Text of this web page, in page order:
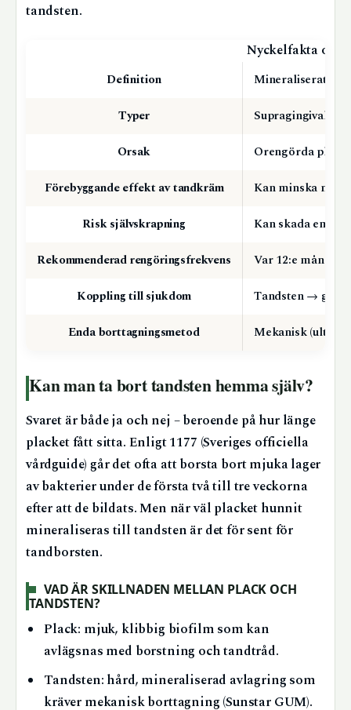
tandsten.
Nyckelfakta om
Definition
Mineraliserat
Typer
Supragingival
Orsak
Orengörda plack
Förebyggande effekt av tandkräm
Kan minska
Risk självskrapning
Kan skada emalj
Rekommenderad rengöringsfrekvens
Var 12:e månad
Koppling till sjukdom
Tandsten →
Enda borttagningsmetod
Mekanisk
Kan man ta bort tandsten hemma själv?
Svaret är både ja och nej – beroende på hur länge
placket fått sitta. Enligt 1177 (Sveriges officiella
vårdguide) går det ofta att borsta bort mjuka lager
av bakterier under de första två till tre veckorna
efter att de bildats. Men när väl placket hunnit
mineraliseras till tandsten är det för sent för
tandborsten.
VAD ÄR SKILLNADEN MELLAN PLACK OCH
TANDSTEN?
Plack: mjuk, klibbig biofilm som kan
avlägsnas med borstning och tandtråd.
Tandsten: hård, mineraliserad avlagring som
kräver mekanisk borttagning (Sunstar GUM).